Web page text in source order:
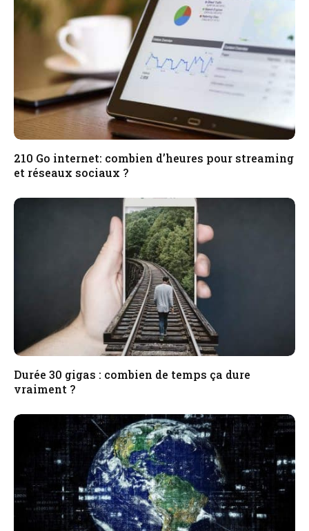
210 Go internet: combien d’heures pour streaming
et réseaux sociaux ?
Durée 30 gigas : combien de temps ça dure
vraiment ?